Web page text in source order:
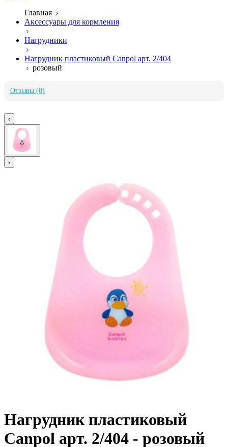
Главная
Аксессуары для кормления
Нагрудники
Нагрудник пластиковый Canpol арт. 2/404
розовый
Отзывы (0)
‹
›
Нагрудник пластиковый
Canpol арт. 2/404 - розовый